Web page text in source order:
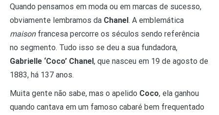
Quando pensamos em moda ou em marcas de sucesso,
obviamente lembramos da Chanel. A emblemática
maisonfrancesa percorre os séculos sendo referência
no segmento. Tudo isso se deu a sua fundadora,
Gabrielle ‘Coco’ Chanel, que nasceu em 19 de agosto de
1883, há 137 anos.
Muita gente não sabe, mas o apelido Coco, ela ganhou
quando cantava em um famoso cabaré bem frequentado